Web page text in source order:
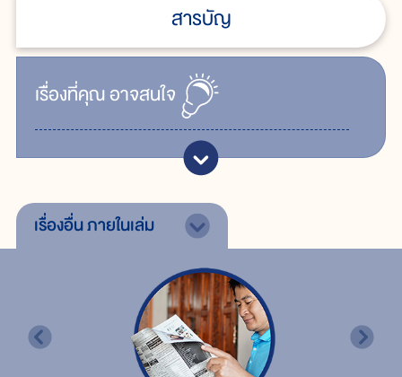
สารบัญ
เรื่ิองที่คุณอาจสนใจ
เรื่องอื่นภายในเล่ม